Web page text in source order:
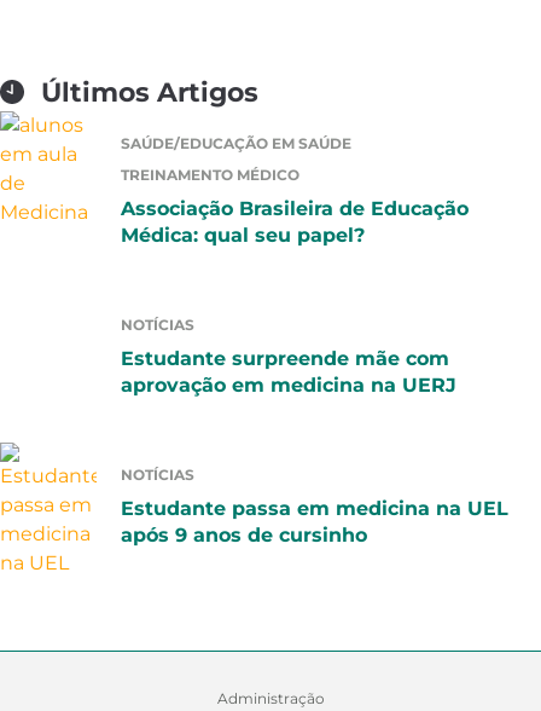
Últimos Artigos
SAÚDE/EDUCAÇÃO EM SAÚDE
TREINAMENTO MÉDICO
Associação Brasileira de Educação
Médica: qual seu papel?
NOTÍCIAS
Estudante surpreende mãe com
aprovação em medicina na UERJ
NOTÍCIAS
Estudante passa em medicina na UEL
após 9 anos de cursinho
Administração